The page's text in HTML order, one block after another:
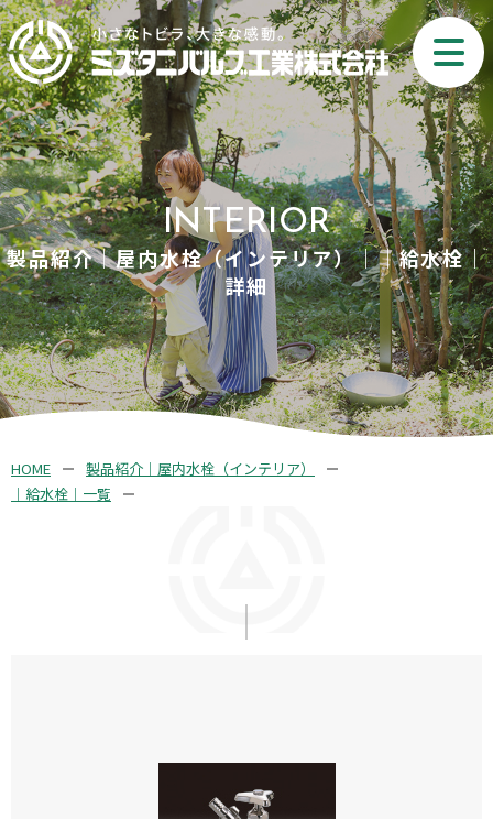
INTERIOR
製品紹介｜屋内水栓（インテリア）｜｜給水栓｜
詳細
HOME
製品紹介｜屋内水栓（インテリア）
｜給水栓｜一覧